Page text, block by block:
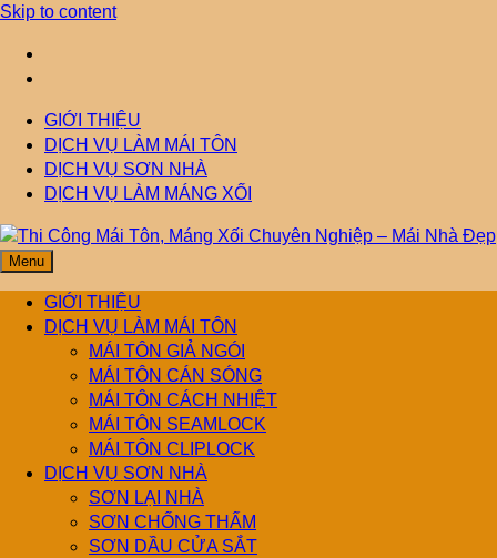
Skip to content
GIỚI THIỆU
DỊCH VỤ LÀM MÁI TÔN
DỊCH VỤ SƠN NHÀ
DỊCH VỤ LÀM MÁNG XỐI
Thi Công Mái Tôn,
Máng Xối Chuyên
Nghiệp – Mái Nhà
Đẹp
Mái Nhà Đẹp chuyên làm mái tôn, máng xối chống thấm, thoát
nước hiệu quả. Đội ngũ lành nghề – bảo hành dài hạn – tư vấn
miễn phí.
Menu
GIỚI THIỆU
DỊCH VỤ LÀM MÁI TÔN
MÁI TÔN GIẢ NGÓI
MÁI TÔN CÁN SÓNG
MÁI TÔN CÁCH NHIỆT
MÁI TÔN SEAMLOCK
MÁI TÔN CLIPLOCK
DỊCH VỤ SƠN NHÀ
SƠN LẠI NHÀ
SƠN CHỐNG THẤM
SƠN DẦU CỬA SẮT